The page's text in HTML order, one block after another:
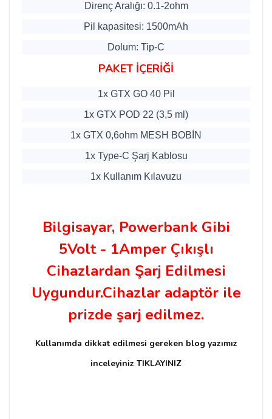
Direnç Aralığı: 0.1-2ohm
Pil kapasitesi: 1500mAh
Dolum: Tip-C
PAKET İÇERİĞİ
1x GTX GO 40 Pil
1x GTX POD 22 (3,5 ml)
1x GTX 0,6ohm MESH BOBİN
1x Type-C Şarj Kablosu
1x Kullanım Kılavuzu
Bilgisayar, Powerbank Gibi
5Volt - 1Amper Çıkışlı
Cihazlardan Şarj Edilmesi
Uygundur.Cihazlar adaptör ile
prizde şarj edilmez.
Kullanımda dikkat edilmesi gereken blog yazımız
inceleyiniz TIKLAYINIZ